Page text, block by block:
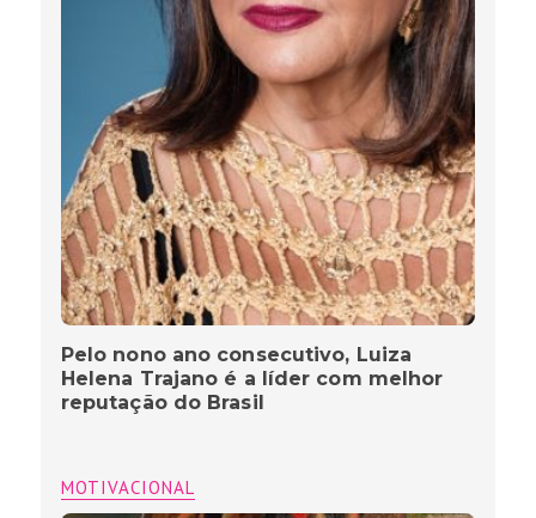
Pelo nono ano consecutivo, Luiza
Helena Trajano é a líder com melhor
reputação do Brasil
MOTIVACIONAL